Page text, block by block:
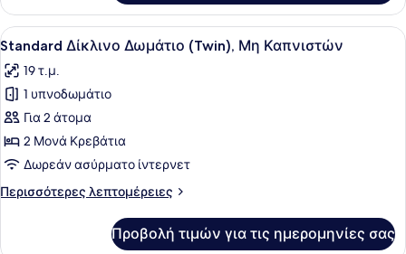
Δίκλινο
Δωμάτιο
(Double),
Καπνιστών
Προβολή
όλων
των
φωτογραφιών
για
Standard
Δίκλινο
(Twin),
Ένα δωμάτιο ξενοδοχείου με δύο
3
Standard Δίκλινο Δωμάτιο (Twin), Μη Καπνιστών
19 τ.μ.
1 υπνοδωμάτιο
Για 2 άτομα
2 Μονά Κρεβάτια
Δωρεάν ασύρματο ίντερνετ
Περισσότερες λεπτομέρειες
Περισσότερες
Προβολή τιμών για τις ημερομηνίες σας